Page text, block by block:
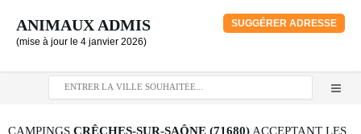
ANIMAUX ADMIS
(mise à jour le 4 janvier 2026)
SUGGÉRER ADRESSE
CAMPINGS CRÊCHES-SUR-SAÔNE (71680) ACCEPTANT LES